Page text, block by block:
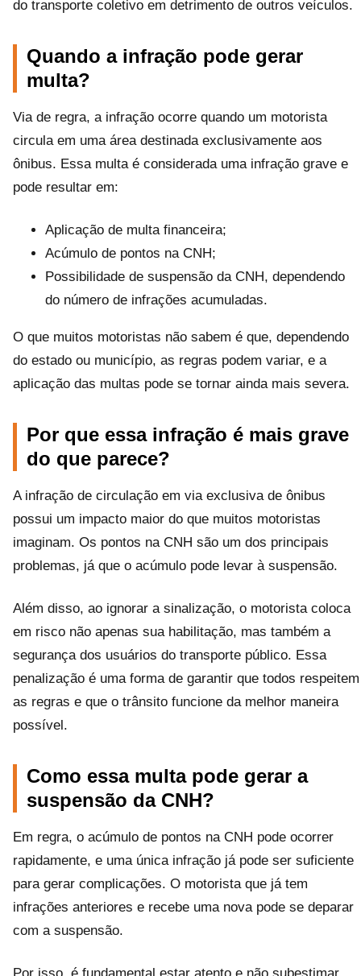
do transporte coletivo em detrimento de outros veículos.
Quando a infração pode gerar
multa?
Via de regra, a infração ocorre quando um motorista
circula em uma área destinada exclusivamente aos
ônibus. Essa multa é considerada uma infração grave e
pode resultar em:
Aplicação de multa financeira;
Acúmulo de pontos na CNH;
Possibilidade de suspensão da CNH, dependendo
do número de infrações acumuladas.
O que muitos motoristas não sabem é que, dependendo
do estado ou município, as regras podem variar, e a
aplicação das multas pode se tornar ainda mais severa.
Por que essa infração é mais grave
do que parece?
A infração de circulação em via exclusiva de ônibus
possui um impacto maior do que muitos motoristas
imaginam. Os pontos na CNH são um dos principais
problemas, já que o acúmulo pode levar à suspensão.
Além disso, ao ignorar a sinalização, o motorista coloca
em risco não apenas sua habilitação, mas também a
segurança dos usuários do transporte público. Essa
penalização é uma forma de garantir que todos respeitem
as regras e que o trânsito funcione da melhor maneira
possível.
Como essa multa pode gerar a
suspensão da CNH?
Em regra, o acúmulo de pontos na CNH pode ocorrer
rapidamente, e uma única infração já pode ser suficiente
para gerar complicações. O motorista que já tem
infrações anteriores e recebe uma nova pode se deparar
com a suspensão.